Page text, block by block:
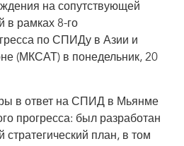
на сопутствующей
в рамках 8-го
по СПИДу в Азии и
(МКСАТ) в понедельник, 20
в ответ на СПИД в Мьянме
прогресса: был разработан
план, в том